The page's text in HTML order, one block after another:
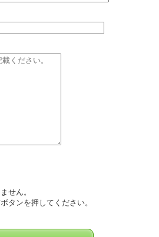
せん。
タンを押してください。